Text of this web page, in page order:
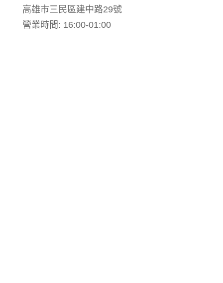
高雄市三民區建中路29號
營業時間: 16:00-01:00